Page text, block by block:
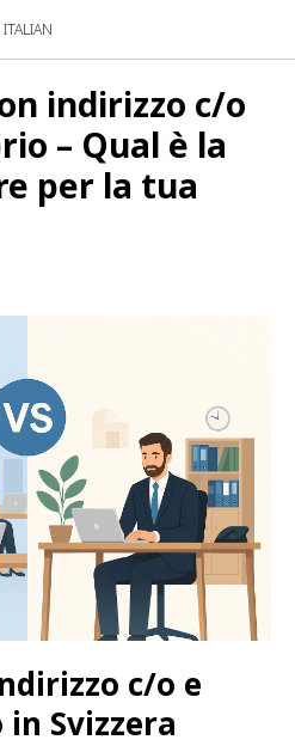
ITALIAN
indirizzo c/o
– Qual è la
per la tua
c/o e
Svizzera